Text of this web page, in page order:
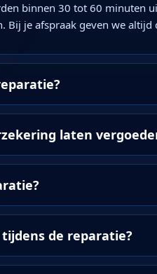
binnen 30 tot 60 minuten
Bij je afspraak geven we
laten
de reparatie?